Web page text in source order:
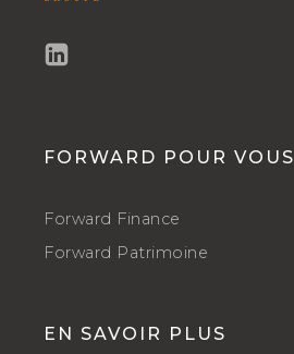
FORWARD POUR VOUS
Forward Finance
Forward Patrimoine
EN SAVOIR PLUS